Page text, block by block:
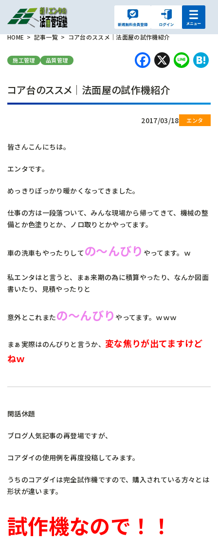
HOME 記事一覧 コア台のススメ｜法面屋の試作機紹介
施工管理 品質管理 X
コア台のススメ｜法面屋の試作機紹介
2017/03/18
皆さんこんにちは。
エンタです。
めっきりぽっかり暖かくなってきました。
仕事の方は一段落ついて、みんな現場から帰ってきて、機械の整
備とか色塗りとか、ノロ取りとかやってます。
車の洗車もやったりしての～んびり やってます。ｗ
私エンタはと言うと、まぁ来期の為に積算やったり、なんか図面
書いたり、見積やったりと
意外とこれまたの～んびり やってます。ｗｗｗ
まぁ実際はのんびりと言うか、 変な焦りが出てますけど
ねｗ
閑話休題
ブログ人気記事の再登場ですが、
コアダイの使用例を再度投稿してみます。
うちのコアダイは完全試作機ですので、購入されている方々とは
形状が違います。
試作機なので！！